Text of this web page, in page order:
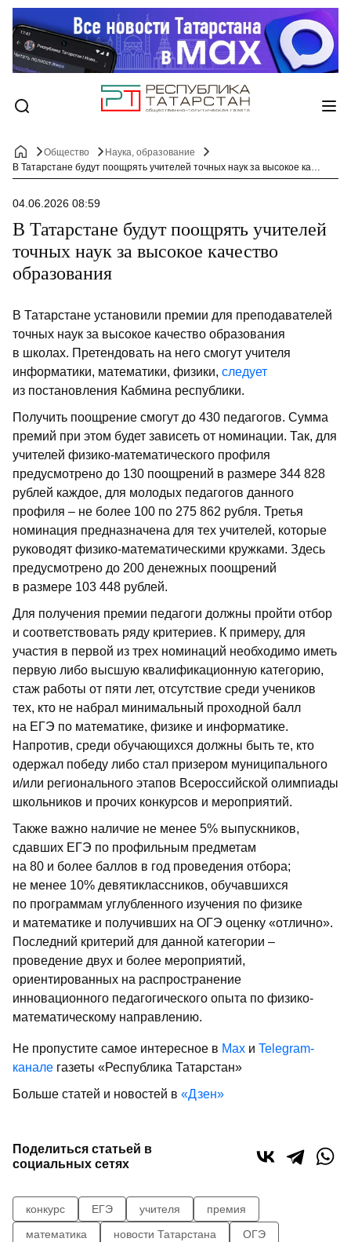
Общество
Наука, образование
В Татарстане будут поощрять учителей точных наук за высокое качество образования
04.06.2026 08:59
В Татарстане будут поощрять учителей
точных наук за высокое качество
образования
В Татарстане установили премии для преподавателей
точных наук за высокое качество образования
в школах. Претендовать на него смогут учителя
информатики, математики, физики, следует
из постановления Кабмина республики.
Получить поощрение смогут до 430 педагогов. Сумма
премий при этом будет зависеть от номинации. Так, для
учителей физико-математического профиля
предусмотрено до 130 поощрений в размере 344 828
рублей каждое, для молодых педагогов данного
профиля – не более 100 по 275 862 рубля. Третья
номинация предназначена для тех учителей, которые
руководят физико-математическими кружками. Здесь
предусмотрено до 200 денежных поощрений
в размере 103 448 рублей.
Для получения премии педагоги должны пройти отбор
и соответствовать ряду критериев. К примеру, для
участия в первой из трех номинаций необходимо иметь
первую либо высшую квалификационную категорию,
стаж работы от пяти лет, отсутствие среди учеников
тех, кто не набрал минимальный проходной балл
на ЕГЭ по математике, физике и информатике.
Напротив, среди обучающихся должны быть те, кто
одержал победу либо стал призером муниципального
и/или регионального этапов Всероссийской олимпиады
школьников и прочих конкурсов и мероприятий.
Также важно наличие не менее 5% выпускников,
сдавших ЕГЭ по профильным предметам
на 80 и более баллов в год проведения отбора;
не менее 10% девятиклассников, обучавшихся
по программам углубленного изучения по физике
и математике и получивших на ОГЭ оценку «отлично».
Последний критерий для данной категории –
проведение двух и более мероприятий,
ориентированных на распространение
инновационного педагогического опыта по физико-
математическому направлению.
Не пропустите самое интересное в Max и Telegram-
канале газеты «Республика Татарстан»
Больше статей и новостей в «Дзен»
Поделиться статьей в
социальных сетях
конкурс ЕГЭ учителя
премия
математика
новости Татарстана
ОГЭ